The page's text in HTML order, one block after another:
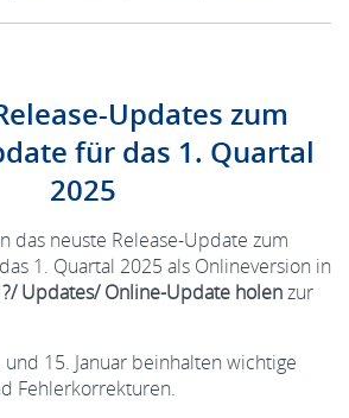
Updates zum
für das 1. Quartal
2025
das neuste Release-Update zum
1. Quartal 2025 als Onlineversion in
?/ Updates/ Online-Update holenzur
15. Januar beinhalten wichtige
Fehlerkorrekturen.